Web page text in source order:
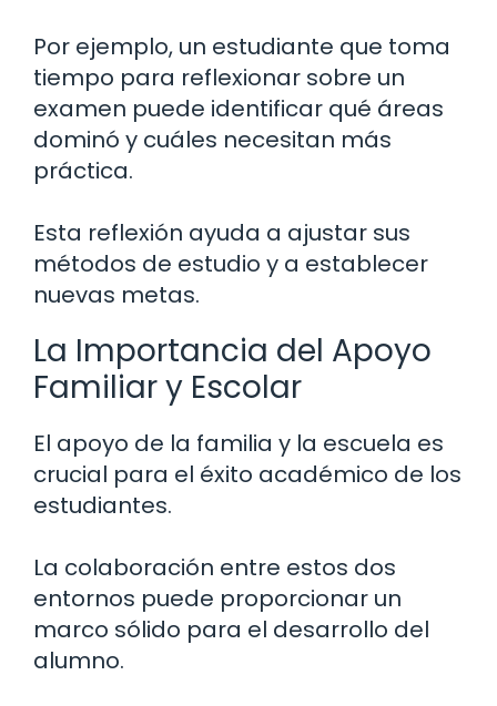
Por ejemplo, un estudiante que toma
tiempo para reflexionar sobre un
examen puede identificar qué áreas
dominó y cuáles necesitan más
práctica.
Esta reflexión ayuda a ajustar sus
métodos de estudio y a establecer
nuevas metas.
La Importancia del Apoyo
Familiar y Escolar
El apoyo de la familia y la escuela es
crucial para el éxito académico de los
estudiantes.
La colaboración entre estos dos
entornos puede proporcionar un
marco sólido para el desarrollo del
alumno.